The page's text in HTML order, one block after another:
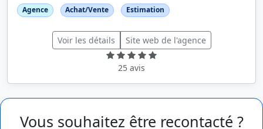
Agence Achat/Vente Estimation
Voir les détails Site web de l'agence
25 avis
Vous souhaitez être recontacté ?